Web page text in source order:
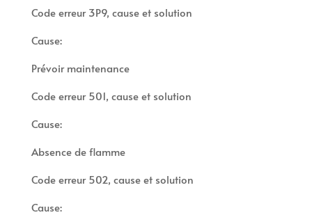
Code erreur 3P9, cause et solution
Cause:
Prévoir maintenance
Code erreur 501, cause et solution
Cause:
Absence de flamme
Code erreur 502, cause et solution
Cause: